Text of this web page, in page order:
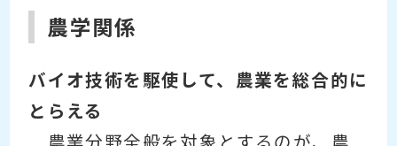
農学関係
バイオ技術を駆使して、農業を総合的に
とらえる
農業分野全般を対象とするのが、農